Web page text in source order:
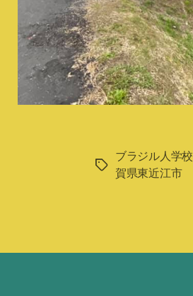
タ
ブラジル人学校
賀県東近江市